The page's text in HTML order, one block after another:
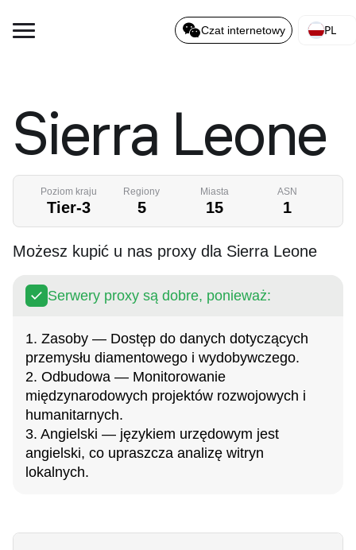
Czat internetowy PL
Sierra Leone
Poziom kraju
Tier-3
Regiony
5
Miasta
15
ASN
1
Możesz kupić u nas proxy dla Sierra Leone
Serwery proxy są dobre, ponieważ:
1. Zasoby — Dostęp do danych dotyczących
przemysłu diamentowego i wydobywczego.
2. Odbudowa — Monitorowanie
międzynarodowych projektów rozwojowych i
humanitarnych.
3. Angielski — językiem urzędowym jest
angielski, co upraszcza analizę witryn
lokalnych.